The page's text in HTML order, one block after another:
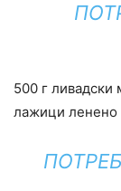
500 г
лажици ленено